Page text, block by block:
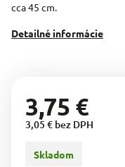
cca 45 cm.
Detailné informácie
3,75 €
3,05 € bez DPH
Skladom